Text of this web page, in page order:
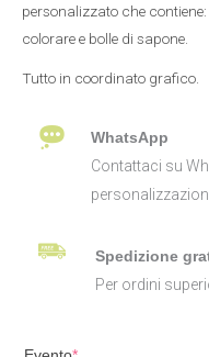
personalizzato che
colorare e bolle di sapone.
Tutto in coordinato grafico.
WhatsApp
Contattaci su
Spedizione
Per ordini
Bolle
di
sapone